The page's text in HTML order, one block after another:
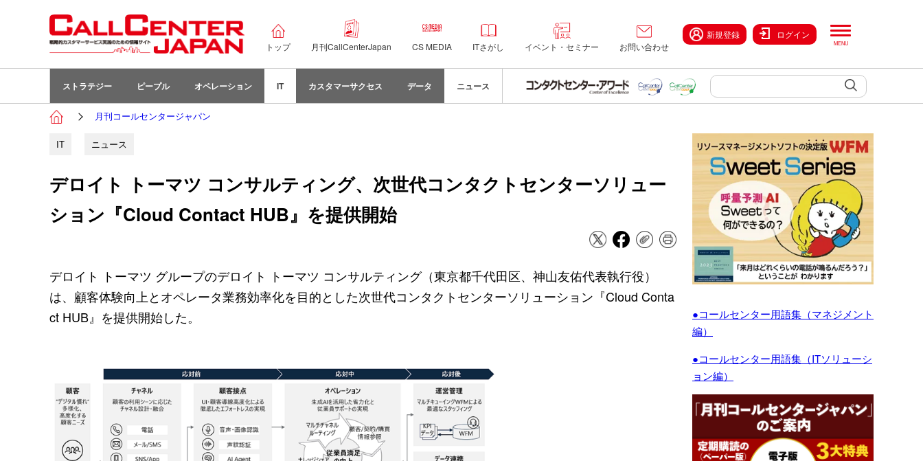
トップ 月刊CallCenterJapan CS MEDIA ITさがし イベント・セミナー お問い合わせ
新規登録 ログイン
ストラテジー ピープル オペレーション IT カスタマーサクセス データ ニュース
月刊コールセンタージャパン
IT ニュース
デロイト トーマツ コンサルティング、次世代コンタクトセンターソリュー
ション『Cloud Contact HUB』を提供開始
デロイト トーマツ グループのデロイト トーマツ コンサルティング（東京都千代田区、神山友佑代表執行役）
は、顧客体験向上とオペレータ業務効率化を目的とした次世代コンタクトセンターソリューション『Cloud Conta
ct HUB』を提供開始した。
●コールセンター用語集（マネジメント
編）
●コールセンター用語集（ITソリューシ
ョン編）